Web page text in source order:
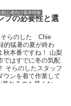
心者向け基本情報
プの必要性と選
そらのした Chie
的猛暑の夏が終わ
秋本番ですね！ 山梨
ではすでに冬の気配
そらのしたスタッフ
ウンを着て作業して
暮れるのも早くな